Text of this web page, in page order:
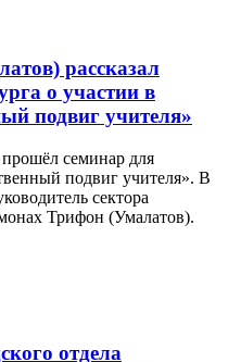
рассказал
о участии в
подвиг учителя»
семинар для
подвиг учителя». В
сектора
Трифон (Умалатов).
отдела